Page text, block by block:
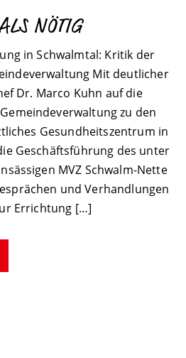
NÖTIG
in Schwalmtal: Kritik der
Mit deutlicher
Dr. Marco Kuhn auf die
zu den
Gesundheitszentrum in
Geschäftsführung des unter
MVZ Schwalm-Nette
und Verhandlungen
Errichtung […]